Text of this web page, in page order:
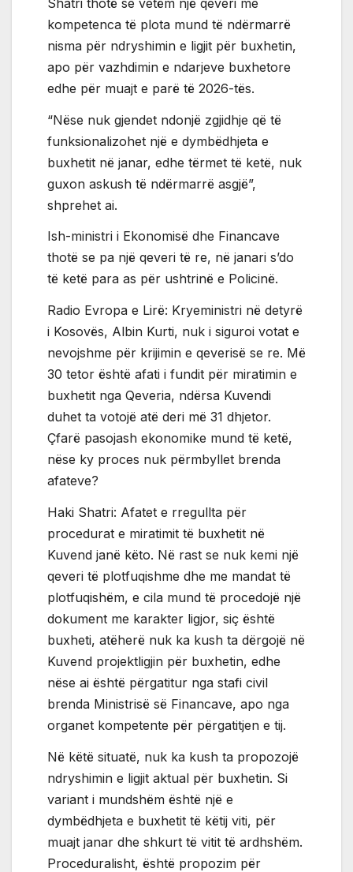
kompetenca të plota mund të ndërmarrë
nisma për ndryshimin e ligjit për buxhetin,
apo për vazhdimin e ndarjeve buxhetore
edhe për muajt e parë të 2026-tës.
“Nëse nuk gjendet ndonjë zgjidhje që të
funksionalizohet një e dymbëdhjeta e
buxhetit në janar, edhe tërmet të ketë, nuk
guxon askush të ndërmarrë asgjë”,
shprehet ai.
Ish-ministri i Ekonomisë dhe Financave
thotë se pa një qeveri të re, në janari s’do
të ketë para as për ushtrinë e Policinë.
Radio Evropa e Lirë: Kryeministri në detyrë
i Kosovës, Albin Kurti, nuk i siguroi votat e
nevojshme për krijimin e qeverisë se re. Më
30 tetor është afati i fundit për miratimin e
buxhetit nga Qeveria, ndërsa Kuvendi
duhet ta votojë atë deri më 31 dhjetor.
Çfarë pasojash ekonomike mund të ketë,
nëse ky proces nuk përmbyllet brenda
afateve?
Haki Shatri: Afatet e rregullta për
procedurat e miratimit të buxhetit në
Kuvend janë këto. Në rast se nuk kemi një
qeveri të plotfuqishme dhe me mandat të
plotfuqishëm, e cila mund të procedojë një
dokument me karakter ligjor, siç është
buxheti, atëherë nuk ka kush ta dërgojë në
Kuvend projektligjin për buxhetin, edhe
nëse ai është përgatitur nga stafi civil
brenda Ministrisë së Financave, apo nga
organet kompetente për përgatitjen e tij.
Në këtë situatë, nuk ka kush ta propozojë
ndryshimin e ligjit aktual për buxhetin. Si
variant i mundshëm është një e
dymbëdhjeta e buxhetit të këtij viti, për
muajt janar dhe shkurt të vitit të ardhshëm.
Proceduralisht, është propozim për